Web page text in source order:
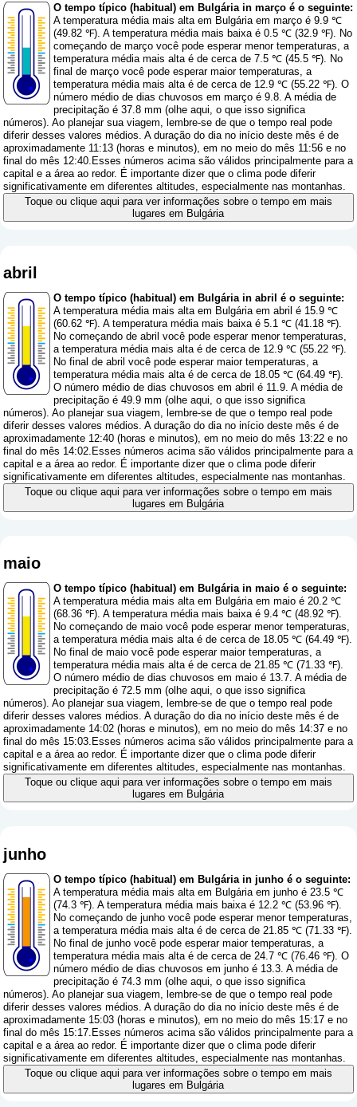
O tempo típico (habitual) em Bulgária in março é o seguinte:
A temperatura média mais alta em Bulgária em março é 9.9 ℃
(49.82 ℉). A temperatura média mais baixa é 0.5 ℃ (32.9 ℉). No
começando de março você pode esperar menor temperaturas, a
temperatura média mais alta é de cerca de 7.5 ℃ (45.5 ℉). No
final de março você pode esperar maior temperaturas, a
temperatura média mais alta é de cerca de 12.9 ℃ (55.22 ℉). O
número médio de dias chuvosos em março é 9.8. A média de
precipitação é 37.8 mm (olhe aqui, o que isso significa
números). Ao planejar sua viagem, lembre-se de que o tempo real pode
diferir desses valores médios. A duração do dia no início deste mês é de
aproximadamente 11:13 (horas e minutos), em no meio do mês 11:56 e no
final do mês 12:40.Esses números acima são válidos principalmente para a
capital e a área ao redor. É importante dizer que o clima pode diferir
significativamente em diferentes altitudes, especialmente nas montanhas.
Toque ou clique aqui para ver informações sobre o tempo em mais
lugares em Bulgária
abril
O tempo típico (habitual) em Bulgária in abril é o seguinte:
A temperatura média mais alta em Bulgária em abril é 15.9 ℃
(60.62 ℉). A temperatura média mais baixa é 5.1 ℃ (41.18 ℉).
No começando de abril você pode esperar menor temperaturas,
a temperatura média mais alta é de cerca de 12.9 ℃ (55.22 ℉).
No final de abril você pode esperar maior temperaturas, a
temperatura média mais alta é de cerca de 18.05 ℃ (64.49 ℉).
O número médio de dias chuvosos em abril é 11.9. A média de
precipitação é 49.9 mm (olhe aqui, o que isso significa
números). Ao planejar sua viagem, lembre-se de que o tempo real pode
diferir desses valores médios. A duração do dia no início deste mês é de
aproximadamente 12:40 (horas e minutos), em no meio do mês 13:22 e no
final do mês 14:02.Esses números acima são válidos principalmente para a
capital e a área ao redor. É importante dizer que o clima pode diferir
significativamente em diferentes altitudes, especialmente nas montanhas.
Toque ou clique aqui para ver informações sobre o tempo em mais
lugares em Bulgária
maio
O tempo típico (habitual) em Bulgária in maio é o seguinte:
A temperatura média mais alta em Bulgária em maio é 20.2 ℃
(68.36 ℉). A temperatura média mais baixa é 9.4 ℃ (48.92 ℉).
No começando de maio você pode esperar menor temperaturas,
a temperatura média mais alta é de cerca de 18.05 ℃ (64.49 ℉).
No final de maio você pode esperar maior temperaturas, a
temperatura média mais alta é de cerca de 21.85 ℃ (71.33 ℉).
O número médio de dias chuvosos em maio é 13.7. A média de
precipitação é 72.5 mm (olhe aqui, o que isso significa
números). Ao planejar sua viagem, lembre-se de que o tempo real pode
diferir desses valores médios. A duração do dia no início deste mês é de
aproximadamente 14:02 (horas e minutos), em no meio do mês 14:37 e no
final do mês 15:03.Esses números acima são válidos principalmente para a
capital e a área ao redor. É importante dizer que o clima pode diferir
significativamente em diferentes altitudes, especialmente nas montanhas.
Toque ou clique aqui para ver informações sobre o tempo em mais
lugares em Bulgária
junho
O tempo típico (habitual) em Bulgária in junho é o seguinte:
A temperatura média mais alta em Bulgária em junho é 23.5 ℃
(74.3 ℉). A temperatura média mais baixa é 12.2 ℃ (53.96 ℉).
No começando de junho você pode esperar menor temperaturas,
a temperatura média mais alta é de cerca de 21.85 ℃ (71.33 ℉).
No final de junho você pode esperar maior temperaturas, a
temperatura média mais alta é de cerca de 24.7 ℃ (76.46 ℉). O
número médio de dias chuvosos em junho é 13.3. A média de
precipitação é 74.3 mm (olhe aqui, o que isso significa
números). Ao planejar sua viagem, lembre-se de que o tempo real pode
diferir desses valores médios. A duração do dia no início deste mês é de
aproximadamente 15:03 (horas e minutos), em no meio do mês 15:17 e no
final do mês 15:17.Esses números acima são válidos principalmente para a
capital e a área ao redor. É importante dizer que o clima pode diferir
significativamente em diferentes altitudes, especialmente nas montanhas.
Toque ou clique aqui para ver informações sobre o tempo em mais
lugares em Bulgária